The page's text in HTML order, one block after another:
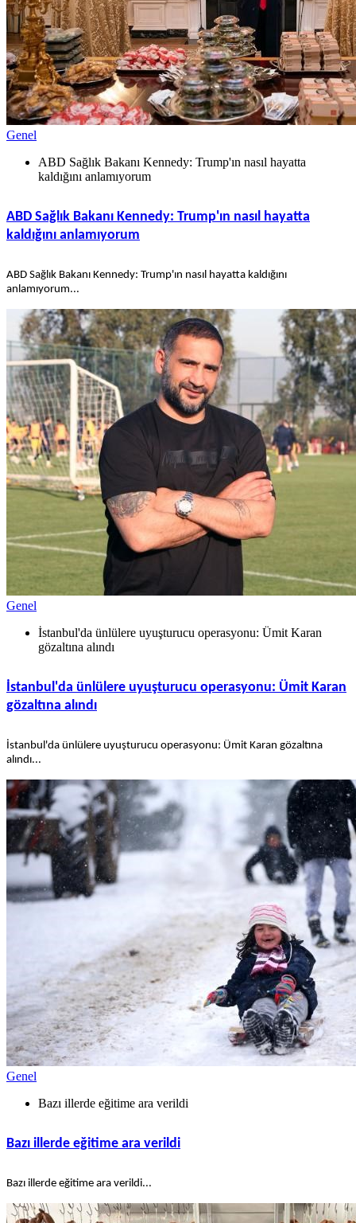
Genel
ABD Sağlık Bakanı Kennedy: Trump'ın nasıl hayatta
kaldığını anlamıyorum
ABD Sağlık Bakanı Kennedy: Trump'ın nasıl hayatta
kaldığını anlamıyorum
ABD Sağlık Bakanı Kennedy: Trump'ın nasıl hayatta kaldığını
anlamıyorum...
Genel
İstanbul'da ünlülere uyuşturucu operasyonu: Ümit Karan
gözaltına alındı
İstanbul'da ünlülere uyuşturucu operasyonu: Ümit Karan
gözaltına alındı
İstanbul'da ünlülere uyuşturucu operasyonu: Ümit Karan gözaltına
alındı...
Genel
Bazı illerde eğitime ara verildi
Bazı illerde eğitime ara verildi
Bazı illerde eğitime ara verildi...